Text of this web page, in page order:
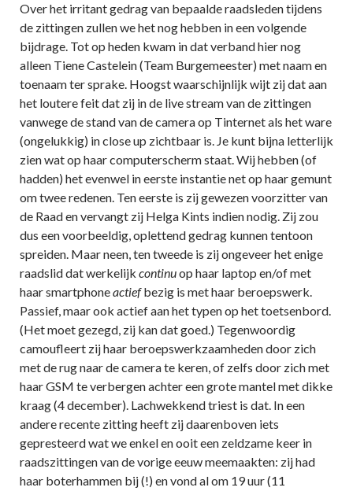
Over het irritant gedrag van bepaalde raadsleden tijdens
de zittingen zullen we het nog hebben in een volgende
bijdrage. Tot op heden kwam in dat verband hier nog
alleen Tiene Castelein (Team Burgemeester) met naam en
toenaam ter sprake. Hoogst waarschijnlijk wijt zij dat aan
het loutere feit dat zij in de live stream van de zittingen
vanwege de stand van de camera op Tinternet als het ware
(ongelukkig) in close up zichtbaar is. Je kunt bijna letterlijk
zien wat op haar computerscherm staat. Wij hebben (of
hadden) het evenwel in eerste instantie net op haar gemunt
om twee redenen. Ten eerste is zij gewezen voorzitter van
de Raad en vervangt zij Helga Kints indien nodig. Zij zou
dus een voorbeeldig, oplettend gedrag kunnen tentoon
spreiden. Maar neen, ten tweede is zij ongeveer het enige
raadslid dat werkelijk continuop haar laptop en/of met
haar smartphoneactiefbezig is met haar beroepswerk.
Passief, maar ook actief aan het typen op het toetsenbord.
(Het moet gezegd, zij kan dat goed.) Tegenwoordig
camoufleert zij haar beroepswerkzaamheden door zich
met de rug naar de camera te keren, of zelfs door zich met
haar GSM te verbergen achter een grote mantel met dikke
kraag (4 december). Lachwekkend triest is dat. In een
andere recente zitting heeft zij daarenboven iets
gepresteerd wat we enkel en ooit een zeldzame keer in
raadszittingen van de vorige eeuw meemaakten: zij had
haar boterhammen bij (!) en vond al om 19 uur (11